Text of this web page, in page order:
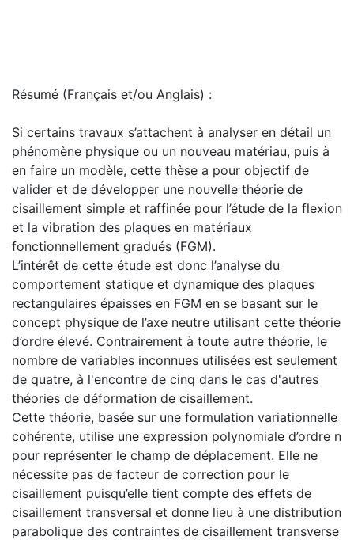
Résumé (Français et/ou Anglais) :
Si certains travaux s’attachent à analyser en détail un
phénomène physique ou un nouveau matériau, puis à
en faire un modèle, cette thèse a pour objectif de
valider et de développer une nouvelle théorie de
cisaillement simple et raffinée pour l’étude de la flexion
et la vibration des plaques en matériaux
fonctionnellement gradués (FGM).
L’intérêt de cette étude est donc l’analyse du
comportement statique et dynamique des plaques
rectangulaires épaisses en FGM en se basant sur le
concept physique de l’axe neutre utilisant cette théorie
d’ordre élevé. Contrairement à toute autre théorie, le
nombre de variables inconnues utilisées est seulement
de quatre, à l'encontre de cinq dans le cas d'autres
théories de déformation de cisaillement.
Cette théorie, basée sur une formulation variationnelle
cohérente, utilise une expression polynomiale d’ordre n
pour représenter le champ de déplacement. Elle ne
nécessite pas de facteur de correction pour le
cisaillement puisqu’elle tient compte des effets de
cisaillement transversal et donne lieu à une distribution
parabolique des contraintes de cisaillement transverse